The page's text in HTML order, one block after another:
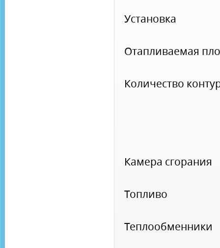
Установка
Отапливаемая
Количество
Камера сгорания
Топливо
Теплообменники